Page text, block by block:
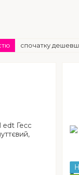
спочатку